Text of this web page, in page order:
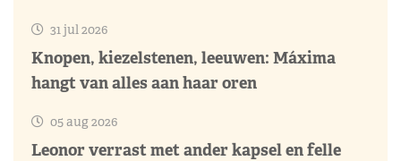
31 jul 2026
Knopen, kiezelstenen, leeuwen: Máxima
hangt van alles aan haar oren
05 aug 2026
Leonor verrast met ander kapsel en felle